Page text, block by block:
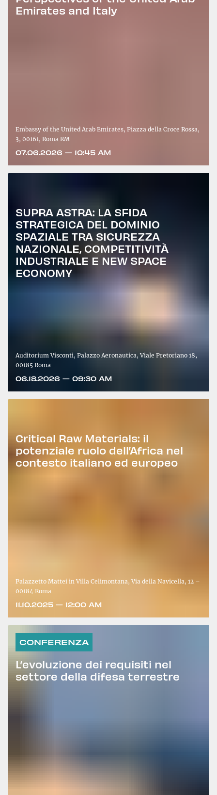
Emirates and Italy
Embassy of the United Arab Emirates, Piazza della Croce Rossa,
3, 00161, Roma RM
07.06.2026 — 10:45 AM
SUPRA ASTRA: LA SFIDA
STRATEGICA DEL DOMINIO
SPAZIALE TRA SICUREZZA
NAZIONALE, COMPETITIVITÀ
INDUSTRIALE E NEW SPACE
ECONOMY
Auditorium Visconti, Palazzo Aeronautica, Viale Pretoriano 18,
00185 Roma
06.18.2026 — 09:30 AM
Critical Raw Materials: il
potenziale ruolo dell’Africa nel
contesto italiano ed europeo
Palazzetto Mattei in Villa Celimontana, Via della Navicella, 12 –
00184 Roma
11.10.2025 — 12:00 AM
CONFERENZA
L’evoluzione dei requisiti nel
settore della difesa terrestre